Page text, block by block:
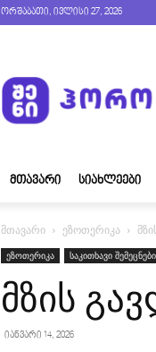
ორშაბათი, ივლისი 27, 2026
ᲛᲗᲐᲕᲐᲠᲘ ᲡᲘᲐᲮᲚᲔᲔᲑᲘ
მთავარი ეზოთერიკა
ეზოთერიკა საკითხავი
მზის
იანვარი 14, 2026